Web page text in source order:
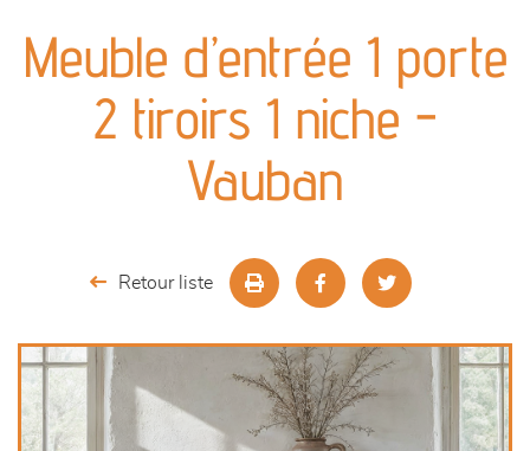
séjours
meubles de complément
chambres et dressing
décoration
Meuble d’entrée 1 porte
2 tiroirs 1 niche -
Vauban
Retour liste